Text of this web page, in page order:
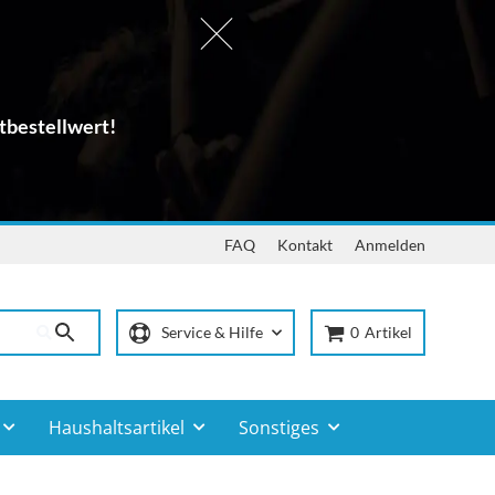
FAQ Kontakt Anmelden
Service & Hilfe 0 Artikel
Haushaltsartikel Sonstiges